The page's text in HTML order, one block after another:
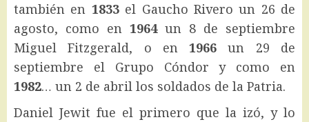
también en 1833el Gaucho Rivero un 26 de
agosto, como en 1964un 8 de septiembre
Miguel Fitzgerald, o en1966 un 29 de
septiembre el Grupo Cóndor y como en
1982… un 2 de abril los soldados de la Patria.
Daniel Jewit fue el primero que la izó, y lo